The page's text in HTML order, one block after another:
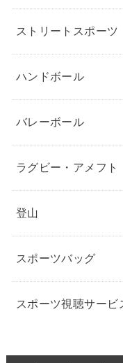
ストリートスポーツ
ハンドボール
バレーボール
ラグビー・アメフト
登山
スポーツバッグ
スポーツ視聴サービ